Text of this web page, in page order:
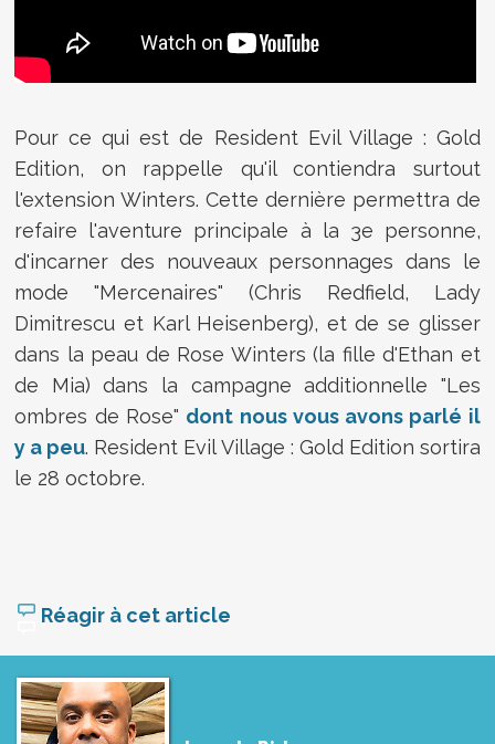
Pour ce qui est de Resident Evil Village : Gold
Edition, on rappelle qu'il contiendra surtout
l'extension Winters. Cette dernière permettra de
refaire l'aventure principale à la 3e personne,
d'incarner des nouveaux personnages dans le
mode "Mercenaires" (Chris Redfield, Lady
Dimitrescu et Karl Heisenberg), et de se glisser
dans la peau de Rose Winters (la fille d'Ethan et
de Mia) dans la campagne additionnelle "Les
ombres de Rose" dont nous vous avons parlé il
y a peu. Resident Evil Village : Gold Edition sortira
le 28 octobre.
Réagir à cet article